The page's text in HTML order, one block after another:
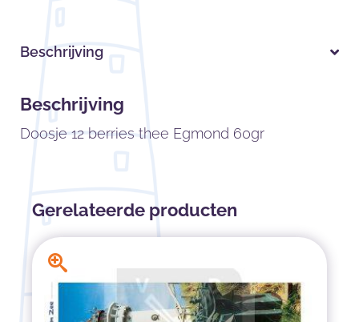
Beschrijving
Beschrijving
Doosje 12 berries thee Egmond 60gr
Gerelateerde producten